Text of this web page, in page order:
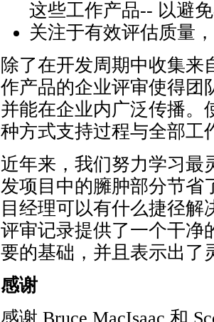
这些工作产品-- 以避
关注于有效评估质量
除了在开发周期中收集来
作产品的企业评审使得团
并能在企业内广泛传播。
种方式支持过程与全部工
近年来，我们努力学习最
发项目中的臃肿部分节省
目经理可以有什么捷径
评审记录提供了一个干净
要的基础，并且表示出了
感谢